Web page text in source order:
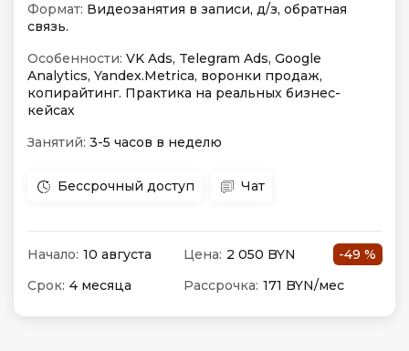
Формат: Видеозанятия в записи, д/з, обратная
связь.
Особенности: VK Ads, Telegram Ads, Google
Analytics, Yandex.Metrica, воронки продаж,
копирайтинг. Практика на реальных бизнес-
кейсах
Занятий: 3-5 часов в неделю
Бессрочный доступ Чат
Начало: 10 августа Цена: 2 050 BYN
-49 %
Срок: 4 месяца Рассрочка: 171 BYN/мес